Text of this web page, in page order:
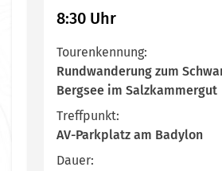
8:30 Uhr
Tourenkennung:
Rundwanderung zum
Bergsee im Salzkammergut
Treffpunkt:
AV-Parkplatz am Badylon
Dauer: